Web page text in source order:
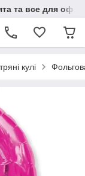
та все для
кулі